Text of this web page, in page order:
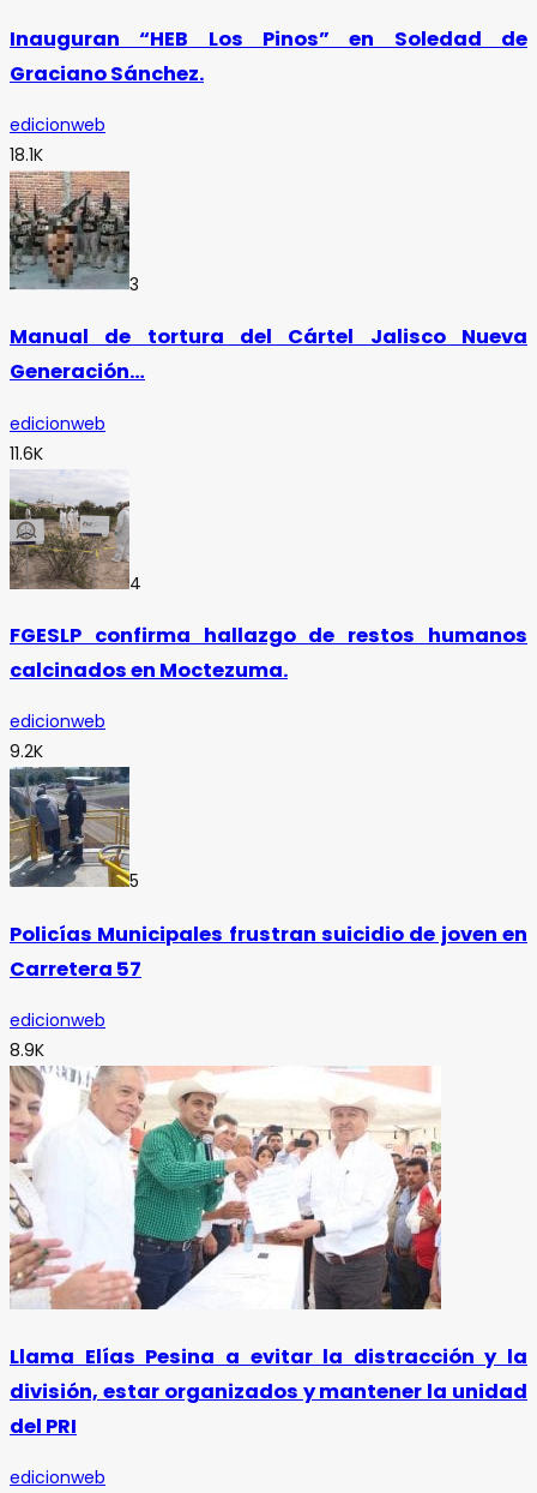
Inauguran “HEB Los Pinos” en Soledad de
Graciano Sánchez.
edicionweb
18.1K
3
Manual de tortura del Cártel Jalisco Nueva
Generación…
edicionweb
11.6K
4
FGESLP confirma hallazgo de restos humanos
calcinados en Moctezuma.
edicionweb
9.2K
5
Policías Municipales frustran suicidio de joven en
Carretera 57
edicionweb
8.9K
Llama Elías Pesina a evitar la distracción y la
división, estar organizados y mantener la unidad
del PRI
edicionweb